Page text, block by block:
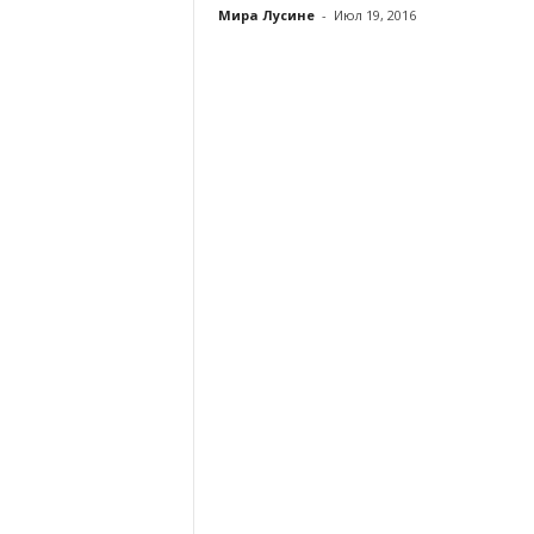
Мира Лусине - Июл 19, 2016